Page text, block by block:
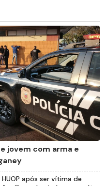
jovem com arma e
após ser vítima de